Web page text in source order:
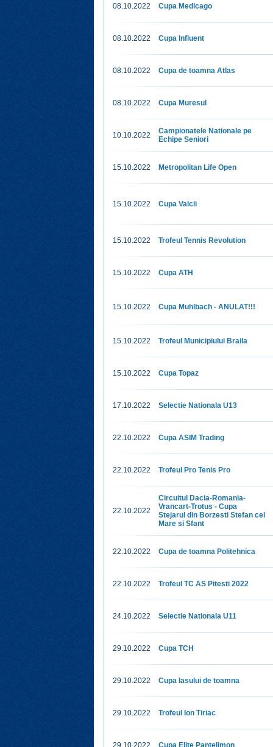
08.10.2022 Cupa Medicago
08.10.2022 Cupa Influent
08.10.2022 Cupa de toamna Atlas
08.10.2022 Cupa Muresul
10.10.2022
Campionatele Nationale pe
Echipe Seniori
15.10.2022 Metropolitan Life Open
15.10.2022 Cupa Valcii
15.10.2022 Trofeul Tennis Revolution
15.10.2022 Cupa ATH
15.10.2022 Cupa Muhlbach - ANULAT!!!
15.10.2022 Trofeul Municipiului Braila
15.10.2022 Cupa Topaz
17.10.2022 Selectie Nationala U13
22.10.2022 Cupa ASIM Trading
22.10.2022 Trofeul Pro Tenis Pro
22.10.2022
Circuitul Dacia-Romania-
Vrancart-Trotus - Cupa
Stejarul din Borzesti Stefan cel
Mare si Sfant
22.10.2022 Cupa de toamna Politehnica
22.10.2022 Trofeul TC AS Pitesti 2022
24.10.2022 Selectie Nationala U11
29.10.2022 Cupa TCH
29.10.2022 Cupa Iasului de toamna
29.10.2022 Trofeul Ion Tiriac
29.10.2022 Cupa Elite Pantelimon